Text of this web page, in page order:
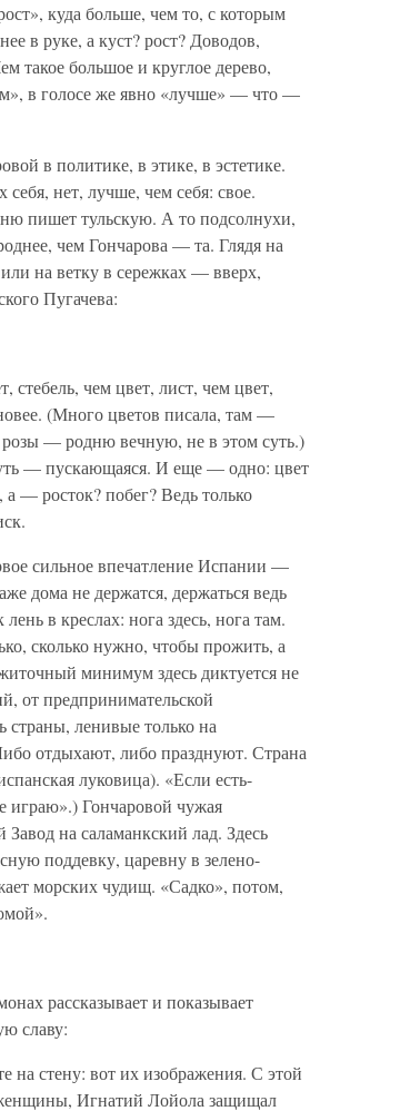
куда больше, чем то, с которым
в руке, а куст? рост? Доводов,
такое большое и круглое дерево,
в голосе же явно «лучше» — что —
в политике, в этике, в эстетике.
нет, лучше, чем себя: свое.
пишет тульскую. А то подсолнухи,
чем Гончарова — та. Глядя на
на ветку в сережках — вверх,
Пугачева:
чем цвет, лист, чем цвет,
(Много цветов писала, там —
— родню вечную, не в этом суть.)
— пускающаяся. И еще — одно: цвет
— росток? побег? Ведь только
сильное впечатление Испании —
дома не держатся, держаться ведь
в креслах: нога здесь, нога там.
сколько нужно, чтобы прожить, а
минимум здесь диктуется не
от предпринимательской
ленивые только на
отдыхают, либо празднуют. Страна
луковица). «Если есть-
играю».) Гончаровой чужая
на саламанкский лад. Здесь
поддевку, царевну в зелено-
морских чудищ. «Садко», потом,
рассказывает и показывает
славу:
на стену: вот их изображения. С этой
Игнатий Лойола защищал